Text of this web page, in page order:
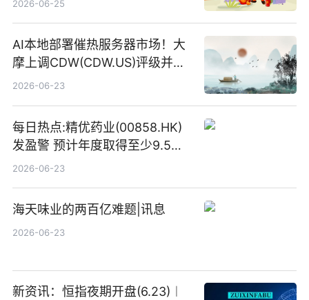
2026-06-25
AI本地部署催热服务器市场！大
摩上调CDW(CDW.US)评级并看
高IBM(IBM.US)戴尔(DELL.US)
2026-06-23
每日热点:精优药业(00858.HK)
发盈警 预计年度取得至少9.5亿
港元的亏损 同比盈转亏
2026-06-23
海天味业的两百亿难题|讯息
2026-06-23
新资讯：恒指夜期开盘(6.23)︱